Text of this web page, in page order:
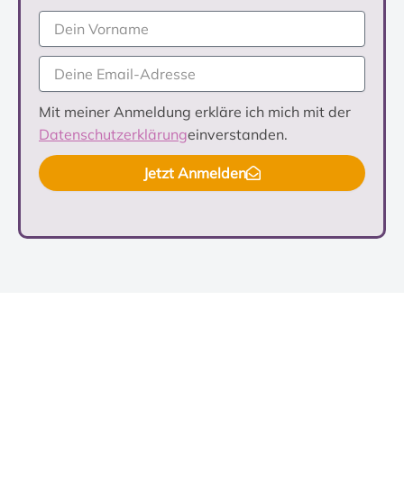
Mit meiner Anmeldung erkläre ich mich mit der
Datenschutzerklärungeinverstanden.
Jetzt Anmelden